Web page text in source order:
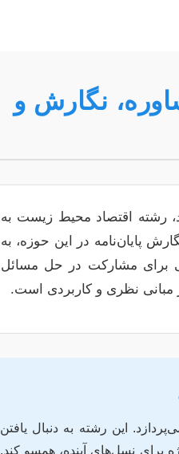
نگارش و
رشته اقتصاد محیط زیست به
پایان‌نامه در این حوزه، به
برای مشارکت در حل مسائل
مبانی نظری و کاربردی است.
این رشته به دنبال یافتن
برای نسل‌های آینده، همسو کند.